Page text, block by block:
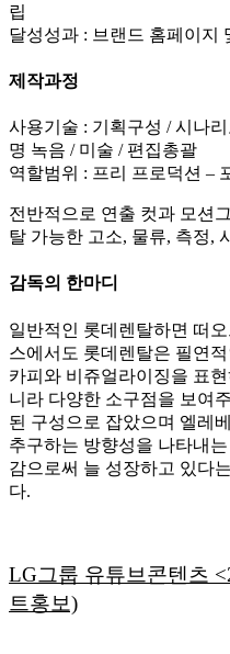
립
달성성과 : 브랜드 홈페이지
제작과정
사용기술 : 기획구성 / 시나
명 녹음 / 미술 / 편집총괄
역할범위 : 프리 프로덕션 –
전반적으로 연출 컷과 모션
탈 가능한 고소, 물류, 측정,
감독의 한마디
일반적인 롯데렌탈하면 떠
스에서도 롯데렌탈은 필연
카피와 비쥬얼라이징을 표
니라 다양한 소구점을 보여
된 구성으로 잡았으며 엘레
추구하는 방향성을 나타내
감으로써 늘 성장하고 있다
다.
LG그룹 유튜브콘텐츠
트홍보)